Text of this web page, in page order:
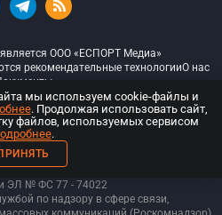
ООО «ЕСПОРТ Медиа»
рекомендательные технологииО нас
— Все права защищены
18+
о регистрации средств массовой
ЭЛ № ФС 77 - 74022
по надзору в сфере связи,
мы используем cookie-файлы и
. Продолжая использовать сайт,
файлов, используемых сервисом
.